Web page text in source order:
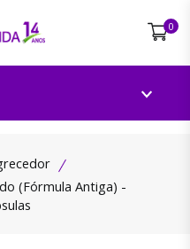
0
(Fórmula Antiga) -